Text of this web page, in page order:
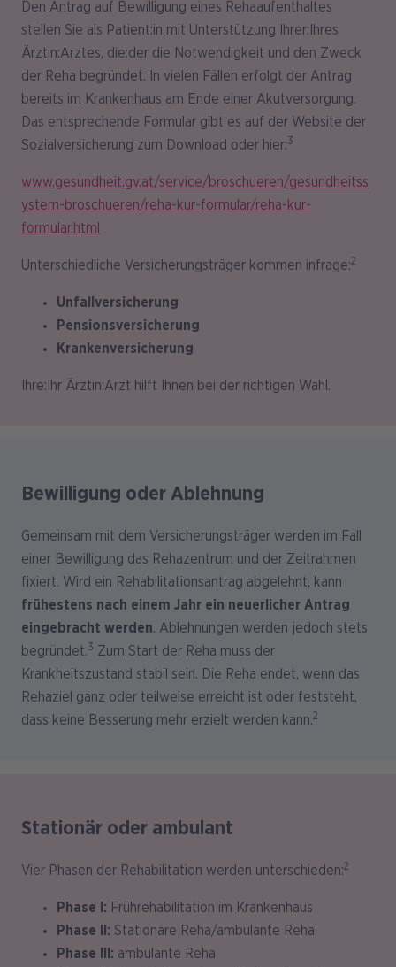
Den Antrag auf Bewilligung eines Rehaaufenthaltes
stellen Sie als Patient:in mit Unterstützung Ihrer:Ihres
Ärztin:Arztes, die:der die Notwendigkeit und den Zweck
der Reha begründet. In vielen Fällen erfolgt der Antrag
bereits im Krankenhaus am Ende einer Akutversorgung.
Das entsprechende Formular gibt es auf der Website der
Sozialversicherung zum Download oder hier:3
www.gesundheit.gv.at/service/broschueren/gesundheitss
ystem-broschueren/reha-kur-formular/reha-kur-
formular.html
Unterschiedliche Versicherungsträger kommen infrage:2
Unfallversicherung
Pensionsversicherung
Krankenversicherung
Ihre:Ihr Ärztin:Arzt hilft Ihnen bei der richtigen Wahl.
Bewilligung oder Ablehnung
Gemeinsam mit dem Versicherungsträger werden im Fall
einer Bewilligung das Rehazentrum und der Zeitrahmen
fixiert. Wird ein Rehabilitationsantrag abgelehnt, kann
frühestens nach einem Jahr ein neuerlicher Antrag
eingebracht werden. Ablehnungen werden jedoch stets
begründet.3 Zum Start der Reha muss der
Krankheitszustand stabil sein. Die Reha endet, wenn das
Rehaziel ganz oder teilweise erreicht ist oder feststeht,
dass keine Besserung mehr erzielt werden kann.2
Stationär oder ambulant
Vier Phasen der Rehabilitation werden unterschieden:2
Phase I: Frührehabilitation im Krankenhaus
Phase II: Stationäre Reha/ambulante Reha
Phase III: ambulante Reha